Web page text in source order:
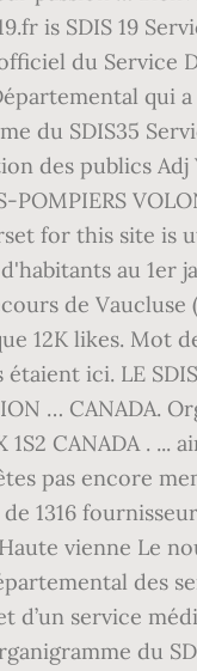
is SDIS 19
du
qui
du SDIS35
des publics
for this site
au 1er
de Vaucluse
likes. Mot
ici. LE SDIS
… CANADA.
CANADA . ...
pas encore
1316
vienne Le
des
service
du